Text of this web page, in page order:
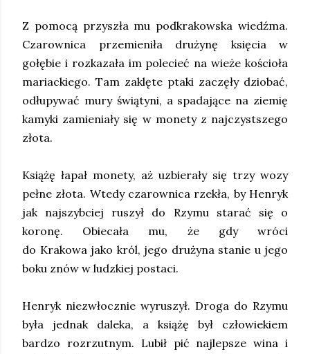
Z pomocą przyszła mu podkrakowska wiedźma.
Czarownica przemieniła drużynę księcia w
gołębie i rozkazała im polecieć na wieże kościoła
mariackiego. Tam zaklęte ptaki zaczęły dziobać,
odłupywać mury świątyni, a spadające na ziemię
kamyki zamieniały się w monety z najczystszego
złota.
Książę łapał monety, aż uzbierały się trzy wozy
pełne złota. Wtedy czarownica rzekła, by Henryk
jak najszybciej ruszył do Rzymu starać się o
koronę. Obiecała mu, że gdy wróci
do Krakowa jako król, jego drużyna stanie u jego
boku znów w ludzkiej postaci.
Henryk niezwłocznie wyruszył. Droga do Rzymu
była jednak daleka, a książę był człowiekiem
bardzo rozrzutnym. Lubił pić najlepsze wina i